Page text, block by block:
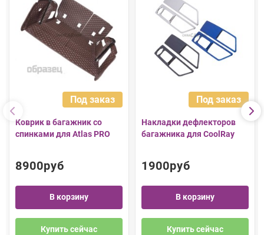
Под заказ
Коврик в багажник со
спинками для Atlas PRO
8900руб
В корзину
Купить сейчас
Под заказ
Накладки дефлекторов
багажника для CoolRay
1900руб
В корзину
Купить сейчас